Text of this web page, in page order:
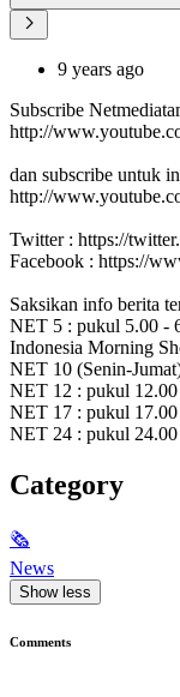
9 years ago
Subscribe
http://
dan subscribe untuk
http://
Twitter : https://
Facebook : https://
Saksikan info berita
NET 5 : pukul 5.00 -
Indonesia Morning
NET 10 (Senin-
NET 12 : pukul
NET 17 : pukul
NET 24 : pukul
Category
🗞
News
Show less
Comments